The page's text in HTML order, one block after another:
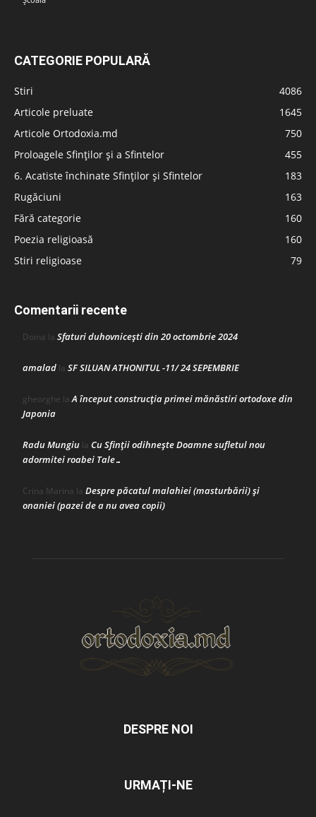
CATEGORIE POPULARĂ
Stiri
4086
Articole preluate
1645
Articole Ortodoxia.md
750
Proloagele Sfinților și a Sfintelor
455
6. Acatiste închinate Sfinților și Sfintelor
183
Rugăciuni
163
Fără categorie
160
Poezia religioasă
160
Stiri religioase
79
Comentarii recente
Doina la Sfaturi duhovnicești din 20 octombrie 2024
amalad la SF SILUAN ATHONITUL -11/ 24 SEPEMBRIE
gheorghe laA început construcţia primei mănăstiri ortodoxe din
Japonia
Radu Mungiu la Cu Sfinții odihnește Doamne sufletul nou
adormitei roabei Tale…
Crina Marina la Despre păcatul malahiei (masturbării) şi
onaniei (pazei de a nu avea copii)
DESPRE NOI
URMAȚI-NE